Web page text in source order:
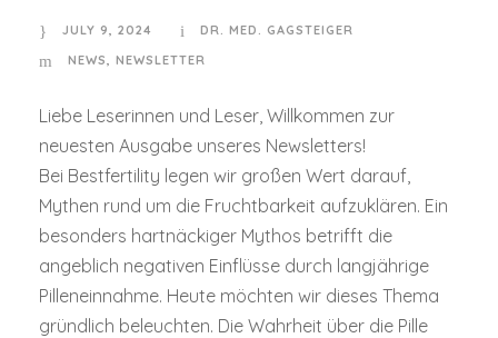
JULY 9, 2024
DR. MED. GAGSTEIGER
NEWS, NEWSLETTER
Liebe Leserinnen und Leser, Willkommen zur
neuesten Ausgabe unseres Newsletters!
Bei Bestfertility legen wir großen Wert darauf,
Mythen rund um die Fruchtbarkeit aufzuklären. Ein
besonders hartnäckiger Mythos betrifft die
angeblich negativen Einflüsse durch langjährige
Pilleneinnahme. Heute möchten wir dieses Thema
gründlich beleuchten. Die Wahrheit über die Pille